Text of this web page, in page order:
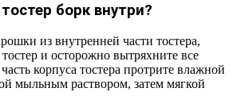
борк внутри?
из внутренней части тостера,
и осторожно вытряхните все
корпуса тостера протрите влажной
мыльным раствором, затем мягкой